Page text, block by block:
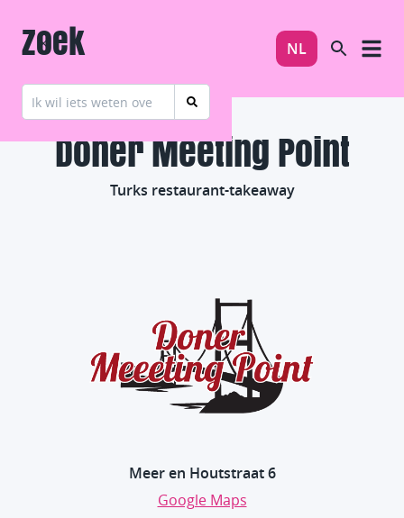
NL
Zoek
Döner Meeting Point
Turks restaurant-takeaway
Meer en Houtstraat 6
Google Maps